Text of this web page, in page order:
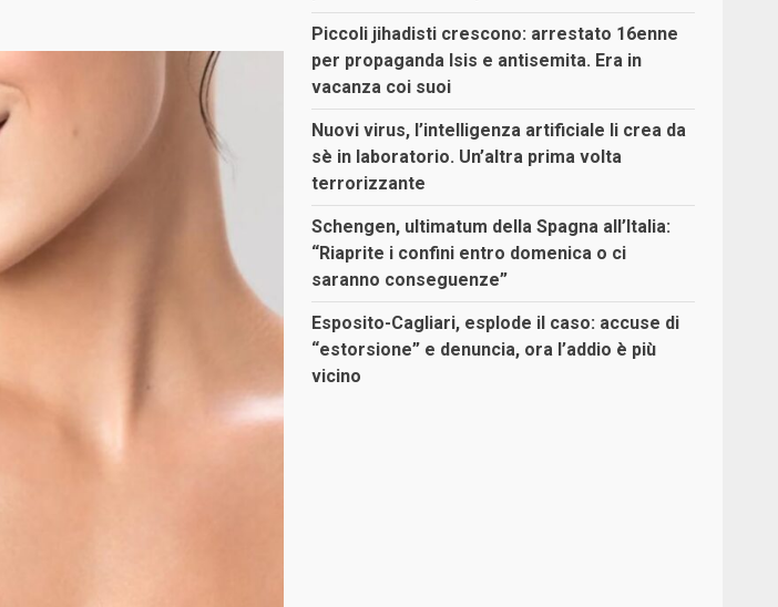
Piccoli jihadisti crescono: arrestato 16enne
per propaganda Isis e antisemita. Era in
vacanza coi suoi
Nuovi virus, l’intelligenza artificiale li crea da
sè in laboratorio. Un’altra prima volta
terrorizzante
Schengen, ultimatum della Spagna all’Italia:
“Riaprite i confini entro domenica o ci
saranno conseguenze”
Esposito-Cagliari, esplode il caso: accuse di
“estorsione” e denuncia, ora l’addio è più
vicino